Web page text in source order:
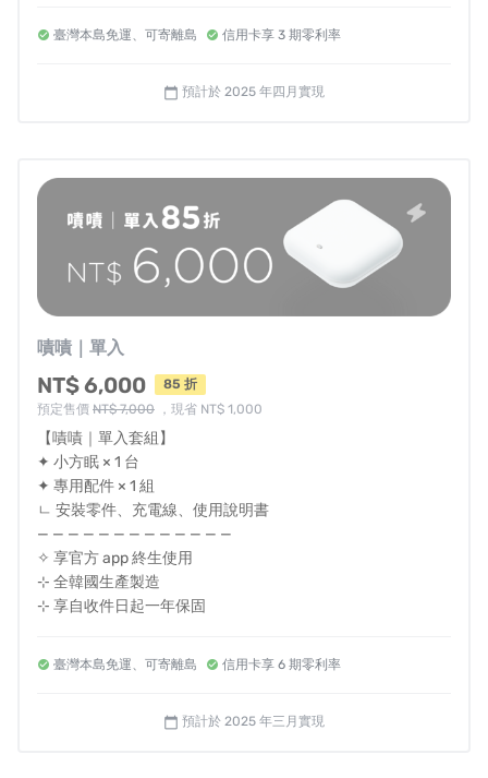
，不僅讓數據搜集更加準確，也能避免傳統鏡頭監
🌟 🌟 🌟 🌟 🌟
影響睡眠品質
的不只時間！
除了當日、週、月的詳細睡眠報告
細數據，包括今日睡眠狀況
睡眠效率等等指數。透過當日、週、月趨勢報告，並與
己的最佳紀錄進行比對，更能深入掌握並改善個人睡眠情
況。
☁️ 掌握睡眠趨勢，輕鬆改善睡眠品質
不只單純監測睡眠時間，透過多維度綜合指標，深度解析
（OSA）、呼吸努力喚醒指數（RERA）、低通氣指數
，幫助你真正了解每一個夜晚的睡眠品
臺灣本島免運、可寄離島 信用卡享 3 期零利率
calendar_today 預計於 2025 年四月實現
嘖嘖｜單入
NT$ 6,000
85 折
預定售價 NT$ 7,000 ，現省 NT$ 1,000
【嘖嘖｜單入套組】
✦ 小方眠 × 1 台
✦ 專用配件 × 1 組
ㄴ 安裝零件、充電線、使用說明書
— — — — — — — — — — — — —
✧ 享官方 app 終生使用
⊹ 全韓國生產製造
⊹ 享自收件日起一年保固
臺灣本島免運、可寄離島 信用卡享 6 期零利率
calendar_today 預計於 2025 年三月實現